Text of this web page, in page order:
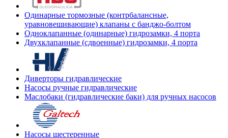
Одинарные тормозные (контрбалансные,
уравновешивающие) клапаны с банджо-болтом
Одноклапанные (одинарные) гидрозамки, 4 порта
Двухклапанные (сдвоенные) гидрозамки, 4 порта
Диверторы гидравлические
Насосы ручные гидравлические
Маслобаки (гидравлические баки) для ручных насосов
Насосы шестеренные